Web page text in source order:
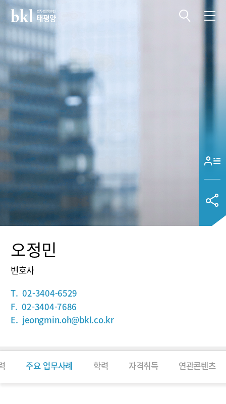
오정민
변호사
T. 02-3404-6529
F. 02-3404-7686
E. jeongmin.oh@bkl.co.kr
주요 업무사례 학력 자격취득 연관콘텐츠